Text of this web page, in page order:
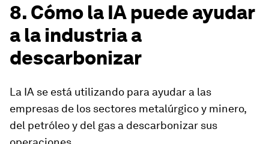
8. Cómo la IA puede ayudar
a la industria a
descarbonizar
La IA se está utilizando para ayudar a las
empresas de los sectores metalúrgico y minero,
del petróleo y del gas a descarbonizar sus